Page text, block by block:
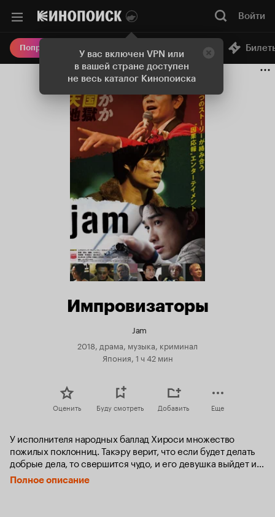
У вас включен VPN или
в вашей стране доступен
не весь каталог Кинопоиска
Войти
Попробовать Плюс Онлайн-кинотеатр
Импровизаторы
Jam
2018, драма, музыка, криминал
Япония, 1 ч 42 мин
Оценить Буду смотреть Добавить Еще
У исполнителя народных баллад Хироси множество
пожилых поклонниц. Такэру верит, что если будет делать
добрые дела, то свершится чудо, и его девушка выйдет из
комы. Тэцуо отомстил якудза, которые упекли его за
решётку, а оставшиеся теперь устроили на него охоту.
Полное описание